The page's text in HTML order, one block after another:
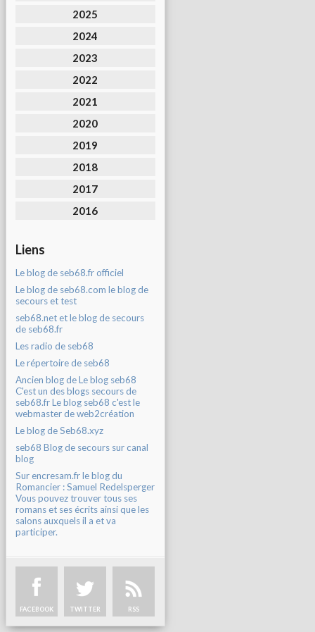
2025
2024
2023
2022
2021
2020
2019
2018
2017
2016
Liens
Le blog de seb68.fr officiel
Le blog de seb68.com le blog de
secours et test
seb68.net et le blog de secours
de seb68.fr
Les radio de seb68
Le répertoire de seb68
Ancien blog de Le blog seb68
C'est un des blogs secours de
seb68.fr Le blog seb68 c'est le
webmaster de web2création
Le blog de Seb68.xyz
seb68 Blog de secours sur canal
blog
Sur encresam.fr le blog du
Romancier : Samuel Redelsperger
Vous pouvez trouver tous ses
romans et ses écrits ainsi que les
salons auxquels il a et va
participer.
FACEBOOK TWITTER RSS